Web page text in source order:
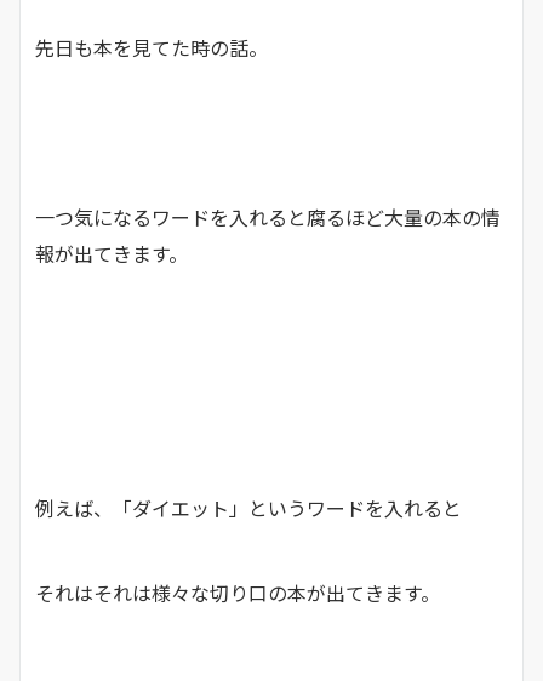
先日も本を見てた時の話。
一つ気になるワードを入れると腐るほど大量の本の情
報が出てきます。
例えば、「ダイエット」というワードを入れると
それはそれは様々な切り口の本が出てきます。